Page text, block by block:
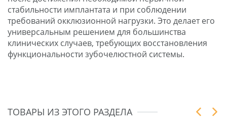
стабильности имплантата и при соблюдении
требований окклюзионной нагрузки. Это делает его
универсальным решением для большинства
клинических случаев, требующих восстановления
функциональности зубочелюстной системы.
ТОВАРЫ ИЗ ЭТОГО РАЗДЕЛА